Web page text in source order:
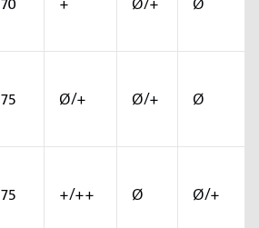
70 + Ø/+ Ø
75 Ø/+ Ø/+ Ø
75 +/++ Ø Ø/+